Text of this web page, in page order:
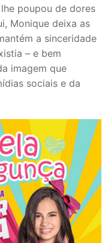
poupou de dores
Monique deixa as
a sinceridade
– e bem
imagem que
sociais e da